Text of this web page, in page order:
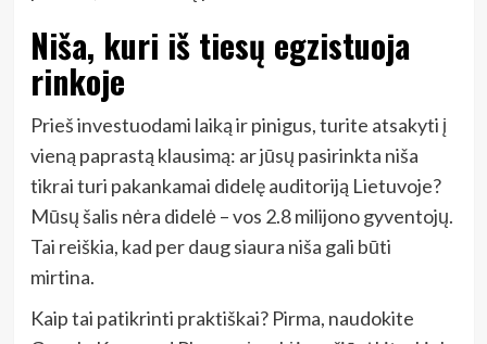
Niša, kuri iš tiesų egzistuoja
rinkoje
Prieš investuodami laiką ir pinigus, turite atsakyti į
vieną paprastą klausimą: ar jūsų pasirinkta niša
tikrai turi pakankamai didelę auditoriją Lietuvoje?
Mūsų šalis nėra didelė – vos 2.8 milijono gyventojų.
Tai reiškia, kad per daug siaura niša gali būti
mirtina.
Kaip tai patikrinti praktiškai? Pirma, naudokite